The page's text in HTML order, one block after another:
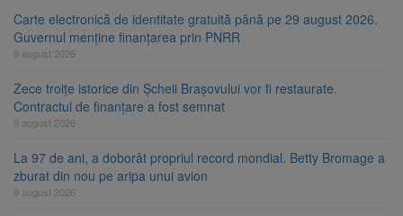
Carte electronică de identitate gratuită până pe 29 august 2026.
Guvernul menține finanțarea prin PNRR
9 august 2026
Zece troițe istorice din Șcheii Brașovului vor fi restaurate.
Contractul de finanțare a fost semnat
9 august 2026
La 97 de ani, a doborât propriul record mondial. Betty Bromage a
zburat din nou pe aripa unui avion
9 august 2026